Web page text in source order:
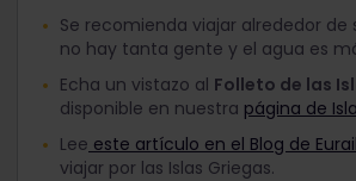
Se recomienda viajar alrededor de
no hay tanta gente y el agua es
Echa un vistazo al Folleto de las
disponible en nuestra página de
Lee este artículo en el Blog de Eurail
viajar por las Islas Griegas.